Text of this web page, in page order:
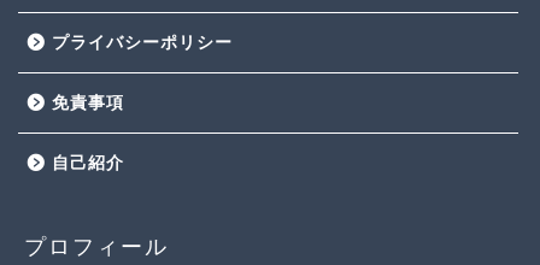
プライバシーポリシー
免責事項
自己紹介
プロフィール